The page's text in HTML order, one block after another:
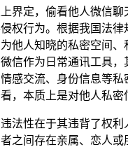
定，偷看他人微信聊
权行为。根据我国法律
他人知晓的私密空间、
信作为日常通讯工具，
感交流、身份信息等私
，本质上是对他人私密
性在于其违背了权利
之间存在亲属、恋人或